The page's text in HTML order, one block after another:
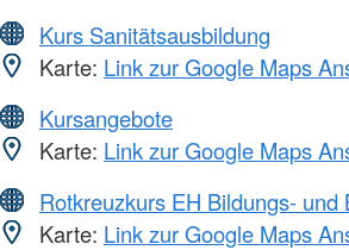
Kurs Sanitätsausbildung
Karte: Link zur Google Maps
Kursangebote
Karte: Link zur Google Maps
Rotkreuzkurs EH Bildungs- und
Karte: Link zur Google Maps